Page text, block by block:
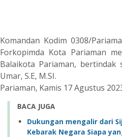
Komandan Kodim 0308/
Forkopimda Kota Pariaman
Balaikota Pariaman,
Umar, S.E, M.SI.
Pariaman, Kamis 17 Agustus
BACA JUGA
Dukungan mengalir dari
Kebarak Negara Siapa